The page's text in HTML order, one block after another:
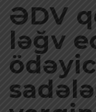
ƏDV
ləğv